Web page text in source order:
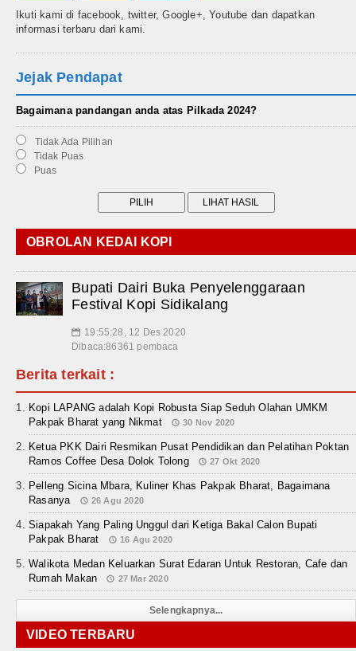
Ikuti kami di facebook, twitter, Google+, Youtube dan dapatkan
informasi terbaru dari kami.
Jejak Pendapat
Bagaimana pandangan anda atas Pilkada 2024?
Tidak Ada Pilihan
Tidak Puas
Puas
OBROLAN KEDAI KOPI
Bupati Dairi Buka Penyelenggaraan
Festival Kopi Sidikalang
📅 19:55:28, 12 Des 2020
Dibaca:86361 pembaca
Berita terkait :
Kopi LAPANG adalah Kopi Robusta Siap Seduh Olahan UMKM
Pakpak Bharat yang Nikmat
30 Nov 2020
Ketua PKK Dairi Resmikan Pusat Pendidikan dan Pelatihan Poktan
Ramos Coffee Desa Dolok Tolong
27 Okt 2020
Pelleng Sicina Mbara, Kuliner Khas Pakpak Bharat, Bagaimana
Rasanya
26 Agu 2020
Siapakah Yang Paling Unggul dari Ketiga Bakal Calon Bupati
Pakpak Bharat
16 Agu 2020
Walikota Medan Keluarkan Surat Edaran Untuk Restoran, Cafe dan
Rumah Makan
27 Mar 2020
Selengkapnya...
VIDEO TERBARU